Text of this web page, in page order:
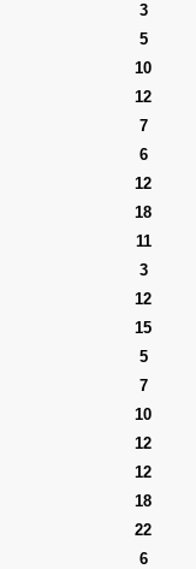
3
5
10
12
7
6
12
18
11
3
12
15
5
7
10
12
12
18
22
6